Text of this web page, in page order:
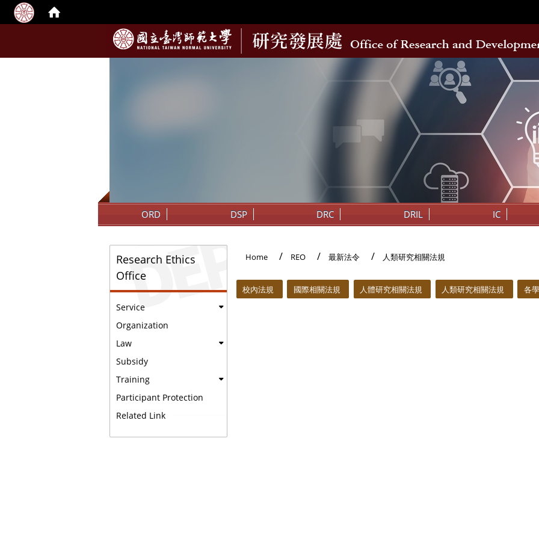
::: ORD DSP DRC DRIL IC
Research Ethics
Office
Service
Organization
Law
Subsidy
Training
Participant Protection
Related Link
Home REO 最新法令 人類研究相關法規
校內法規 國際相關法規 人體研究相關法規 人類研究相關法規 各